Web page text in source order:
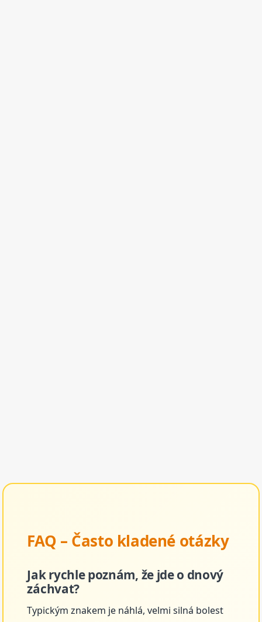
FAQ – Často kladené otázky
Jak rychle poznám, že jde o dnový
záchvat?
Typickým znakem je náhlá, velmi silná bolest